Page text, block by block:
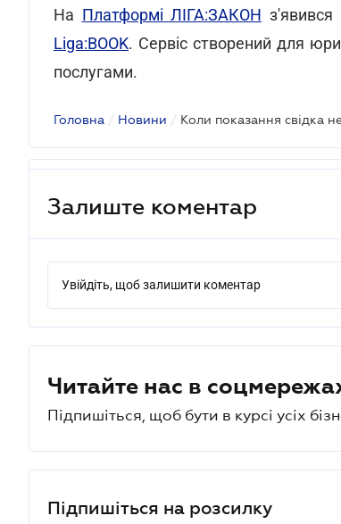
На Платформі ЛІГА:ЗАКОН з'явився
Liga:BOOK. Сервіс створений для
послугами.
Головна / Новини / Коли показання свідка
Залиште коментар
Увійдіть, щоб залишити коментар
Читайте нас в
Підпишіться, щоб бути в курсі усіх
Підпишіться на розсилку